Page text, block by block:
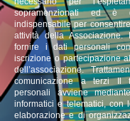
sopramenzionati ed è
indispensabile per
attività della Associazione.
fornire i dati personali
iscrizione o partecipazione
dell’associazione.
comunicazione a terzi Il
personali avviene
informatici e telematici, con
elaborazione e di